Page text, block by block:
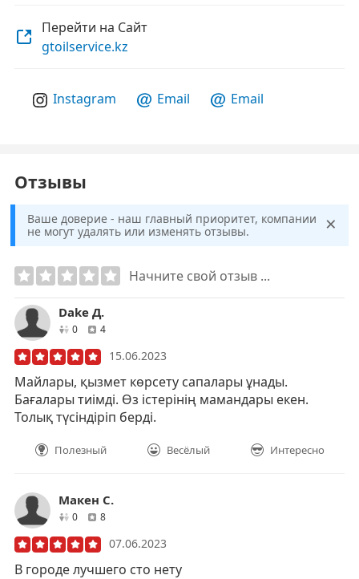
Перейти на Сайт
gtoilservice.kz
Instagram Email Email
Отзывы
Ваше доверие - наш главный приоритет, компании
не могут удалять или изменять отзывы.
×
Начните свой отзыв ...
Dake Д.
0друзей
4отзывов
15.06.2023
Майлары, қызмет көрсету сапалары ұнады.
Бағалары тиімді. Өз істерінің мамандары екен.
Толық түсіндіріп берді.
Полезный Весёлый Интересно
Макен С.
0друзей
8отзывов
07.06.2023
В городе лучшего сто нету